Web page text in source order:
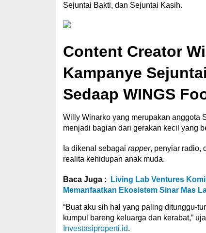
Sejuntai Bakti, dan Sejuntai Kasih.
Content Creator
Kampanye
Sedaap WINGS
Willy Winarko yang merupakan anggota
menjadi bagian dari gerakan kecil yang
Ia dikenal sebagai rapper, penyiar radio,
realita kehidupan anak muda.
Baca Juga :
Living Lab Ventures
Memanfaatkan Ekosistem Sinar Mas
“Buat aku sih hal yang paling ditunggu-
kumpul bareng keluarga dan kerabat,”
Investasiproperti.id.